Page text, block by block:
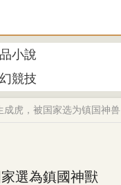
小說
競技
成虎，被国家选为镇国神兽
選為鎮國神獸